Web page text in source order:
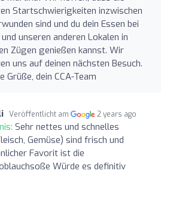
Startschwierigkeiten inzwischen
sind und du dein Essen bei
und unseren anderen Lokalen in
Zügen genießen kannst. Wir
uns auf deinen nächsten Besuch.
Grüße, dein CCA-Team
Veröffentlicht am 2 years ago
Sehr nettes und schnelles
Gemüse) sind frisch und
Favorit ist die
Würde es definitiv